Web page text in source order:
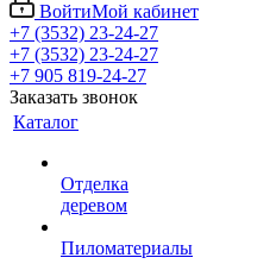
ВойтиМой кабинет
+7 (3532) 23-24-27
+7 (3532) 23-24-27
+7 905 819-24-27
Заказать звонок
Каталог
Отделка
деревом
Пиломатериалы